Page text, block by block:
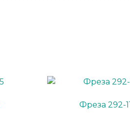
Фреза 292-